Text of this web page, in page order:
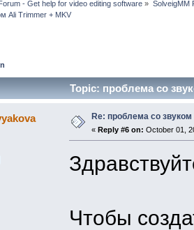
- Get help for video editing software » SolveigMM
Ali Trimmer + MKV
Topic: проблема со
Re: проблема со
« Reply #6 on: October 01,
Чтобы